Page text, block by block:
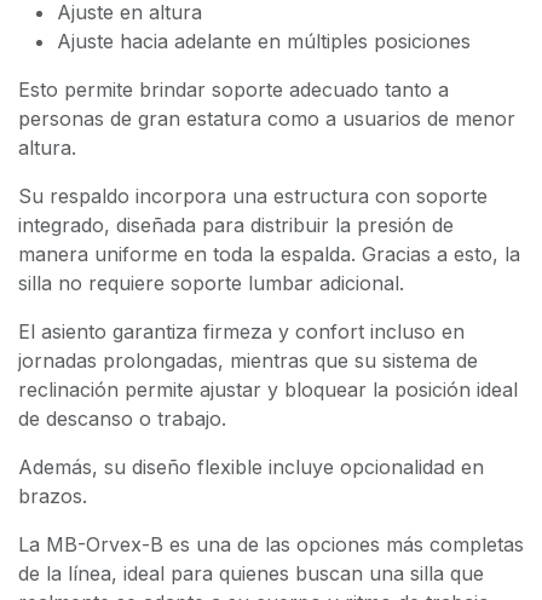
Ajuste en altura
Ajuste hacia adelante en múltiples posiciones
Esto permite brindar soporte adecuado tanto a
personas de gran estatura como a usuarios de menor
altura.
Su respaldo incorpora una estructura con soporte
integrado, diseñada para distribuir la presión de
manera uniforme en toda la espalda. Gracias a esto, la
silla no requiere soporte lumbar adicional.
El asiento garantiza firmeza y confort incluso en
jornadas prolongadas, mientras que su sistema de
reclinación permite ajustar y bloquear la posición ideal
de descanso o trabajo.
Además, su diseño flexible incluye opcionalidad en
brazos.
La MB-Orvex-B es una de las opciones más completas
de la línea, ideal para quienes buscan una silla que